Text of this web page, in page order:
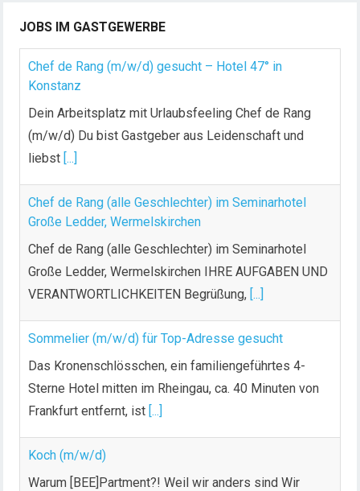
JOBS IM GASTGEWERBE
Chef de Rang (m/w/d) gesucht – Hotel 47° in
Konstanz
Dein Arbeitsplatz mit Urlaubsfeeling Chef de Rang
(m/w/d) Du bist Gastgeber aus Leidenschaft und
liebst [...]
Chef de Rang (alle Geschlechter) im Seminarhotel
Große Ledder, Wermelskirchen
Chef de Rang (alle Geschlechter) im Seminarhotel
Große Ledder, Wermelskirchen IHRE AUFGABEN UND
VERANTWORTLICHKEITEN Begrüßung, [...]
Sommelier (m/w/d) für Top-Adresse gesucht
Das Kronenschlösschen, ein familiengeführtes 4-
Sterne Hotel mitten im Rheingau, ca. 40 Minuten von
Frankfurt entfernt, ist [...]
Koch (m/w/d)
Warum [BEE]Partment?! Weil wir anders sind Wir